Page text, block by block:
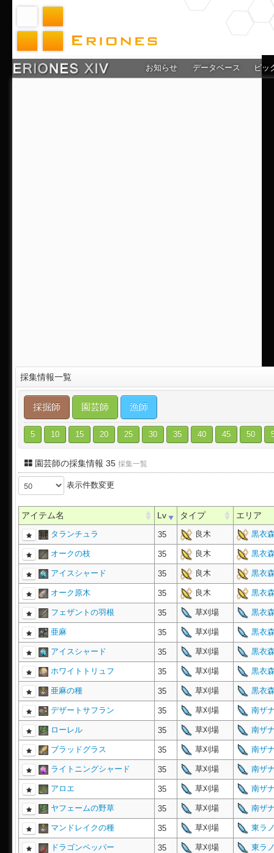
お知らせ データベース ピッ
採集情報一覧
採掘師 園芸師 漁師
5 10 15 20 25 30 35 40 45 50
園芸師の採集情報 35 採集一覧
表示件数変更
アイテム名 Lv タイプ エリア
タランチュラ 35 良木 黒衣
オークの枝 35 良木 黒衣
アイスシャード 35 良木 黒衣
オーク原木 35 良木 黒衣
フェザントの羽根 35 草刈場 黒衣
亜麻 35 草刈場 黒衣
アイスシャード 35 草刈場 黒衣
ホワイトトリュフ 35 草刈場 黒衣
亜麻の種 35 草刈場 黒衣
デザートサフラン 35 草刈場 南ザ
ローレル 35 草刈場 南ザ
ブラッドグラス 35 草刈場 南ザ
ライトニングシャード 35 草刈場 南ザ
アロエ 35 草刈場 南ザ
ヤフェームの野草 35 草刈場 南ザ
マンドレイクの種 35 草刈場 東ラ
ドラゴンペッパー 35 草刈場 東ラ